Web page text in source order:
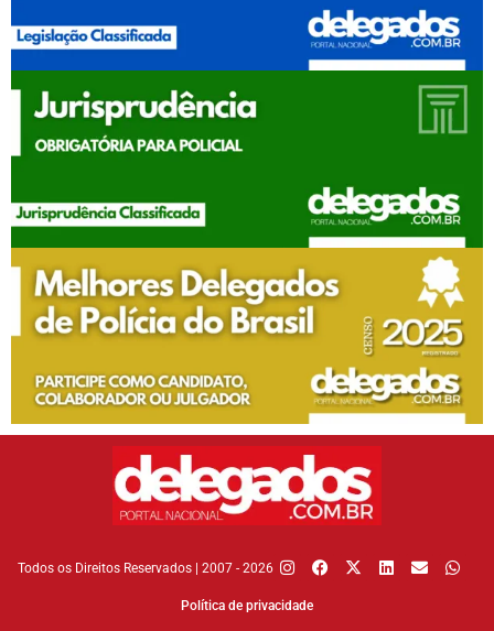
Todos os Direitos Reservados | 2007 - 2026
Política de privacidade